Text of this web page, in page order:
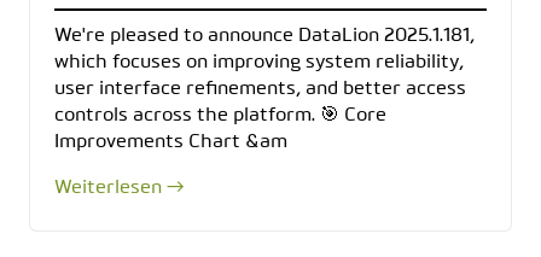
We're pleased to announce DataLion 2025.1.181,
which focuses on improving system reliability,
user interface refinements, and better access
controls across the platform. 🎯 Core
Improvements Chart &am
Weiterlesen →